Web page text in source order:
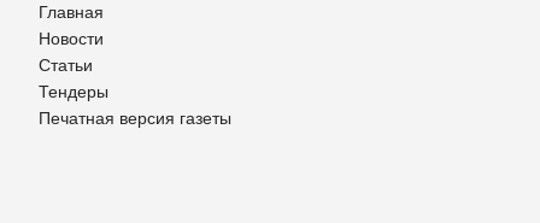
Главная
Новости
Статьи
Тендеры
Печатная версия газеты